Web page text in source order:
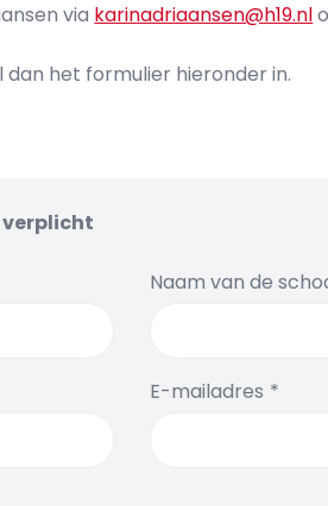
via karinadriaansen@h19.nl
het formulier hieronder in.
verplicht
Naam van de
E-mailadres